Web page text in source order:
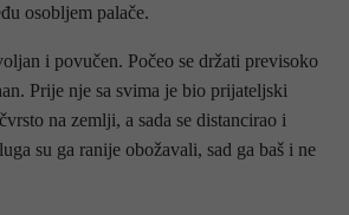
osobljem palače.
i povučen. Počeo se držati previsoko
Prije nje sa svima je bio prijateljski
na zemlji, a sada se distancirao i
su ga ranije obožavali, sad ga baš i ne